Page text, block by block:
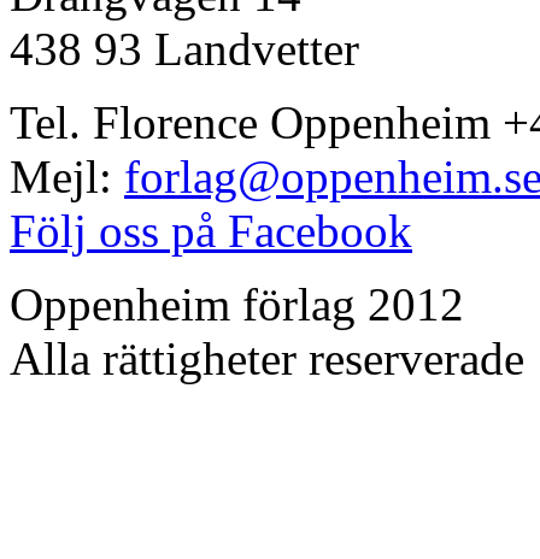
438 93 Landvetter
Tel. Florence Oppenheim
Mejl:
Följ oss på Facebook
Oppenheim förlag 2012
Alla rättigheter reserverade